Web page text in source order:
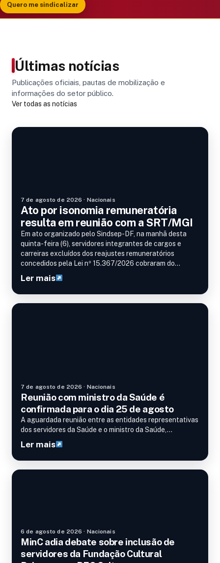
Quero me sindicalizar
Últimas notícias
Publicações oficiais, pautas de mobilização e
informações do setor público.
Ver todas as notícias
7 de agosto de 2026 · Nacionais
Ato por isonomia remuneratória
resulta em reunião com a SRT/MGI
Em ato organizado pelo Sindsep-DF, na manhã desta
quinta-feira (6), servidores integrantes de cargos e
carreiras excluídos dos reajustes remuneratórios
concedidos pela Lei nº 15.367/2026 cobraram do
governo a correção das distorções salariais. Realizada
em frente…
Ler mais
7 de agosto de 2026 · Nacionais
Reunião com ministro da Saúde é
confirmada para o dia 25 de agosto
A aguardada reunião entre as entidades representativas
dos servidores da Saúde e o ministro da Saúde,…
Ler mais
6 de agosto de 2026 · Nacionais
MinC adia debate sobre inclusão de
servidores da Fundação Cultural